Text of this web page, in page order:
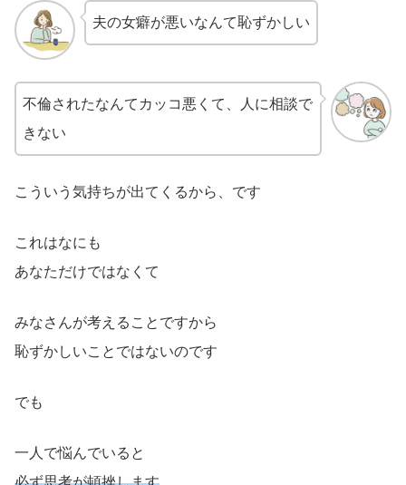
夫の女癖が悪いなんて恥ずかしい
不倫されたなんてカッコ悪くて、人に相談で
きない
こういう気持ちが出てくるから、です
これはなにも
あなただけではなくて
みなさんが考えることですから
恥ずかしいことではないのです
でも
一人で悩んでいると